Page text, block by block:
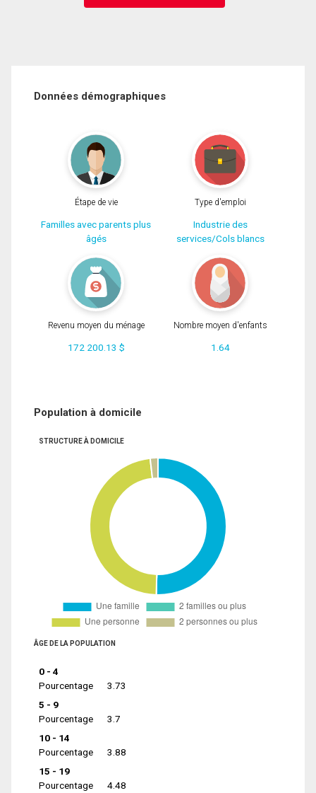
Données démographiques
Étape de vie
Familles avec parents plus
âgés
Type d'emploi
Industrie des
services/Cols blancs
Revenu moyen du ménage
172 200.13 $
Nombre moyen d'enfants
1.64
Population à domicile
STRUCTURE À DOMICILE
ÂGE DE LA POPULATION
0 - 4
Pourcentage
3.73
5 - 9
Pourcentage
3.7
10 - 14
Pourcentage
3.88
15 - 19
Pourcentage
4.48